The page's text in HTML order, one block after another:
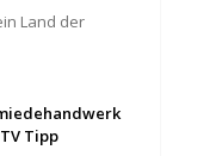
Land der
Tipp